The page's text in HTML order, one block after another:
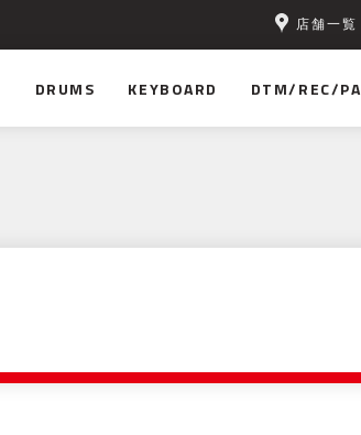
店舗一覧
DRUMS KEYBOARD DTM/REC/PA